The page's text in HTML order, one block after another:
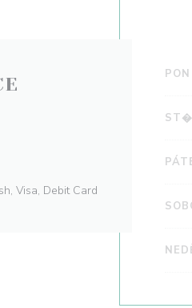
Visa, Debit Card
PON
ST�